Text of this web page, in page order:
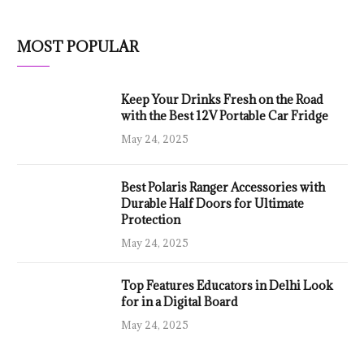
MOST POPULAR
Keep Your Drinks Fresh on the Road
with the Best 12V Portable Car Fridge
May 24, 2025
Best Polaris Ranger Accessories with
Durable Half Doors for Ultimate
Protection
May 24, 2025
Top Features Educators in Delhi Look
for in a Digital Board
May 24, 2025